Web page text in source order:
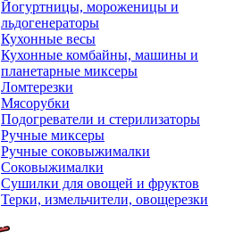
Йогуртницы, мороженицы и
льдогенераторы
Кухонные весы
Кухонные комбайны, машины и
планетарные миксеры
Ломтерезки
Мясорубки
Подогреватели и стерилизаторы
Ручные миксеры
Ручные соковыжималки
Соковыжималки
Сушилки для овощей и фруктов
Терки, измельчители, овощерезки